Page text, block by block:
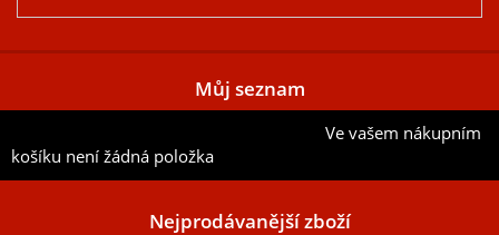
Můj seznam
Ve vašem nákupním
košíku není žádná položka
Nejprodávanější zboží